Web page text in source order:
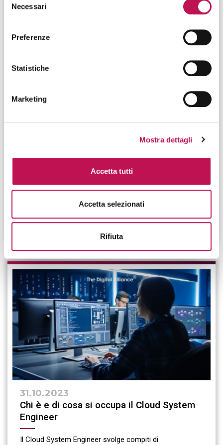
delNecessari
Preferenze
Statistiche
Marketing
Mostra dettagli
Accetta tutti
Accetta selezionati
Rifiuta
02.11.2023
Chi è e di cosa si occupa il Mobile
Il Mobile Marketing Manager è il professionista che si
comunicazione digitali, fruibili in modo ottimale da
CONTINUA A LEGGERE
31.10.2023
Chi è e di cosa si occupa il Cloud System
Engineer
Il Cloud System Engineer svolge compiti di